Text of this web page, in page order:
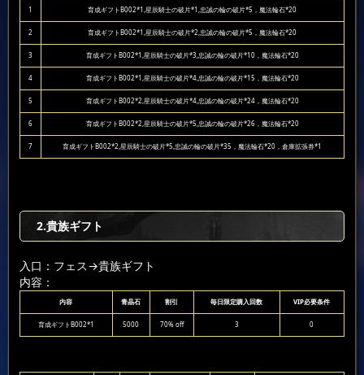
1 育成ギフトB002*1,星辰騎士の破片*1,忠誠の輪の破片*5，魔法輪石*20
2 育成ギフトB002*1,星辰騎士の破片*2,忠誠の輪の破片*5，魔法輪石*20
3 育成ギフトB002*1,星辰騎士の破片*3,忠誠の輪の破片*10，魔法輪石*20
4 育成ギフトB002*1,星辰騎士の破片*4,忠誠の輪の破片*15，魔法輪石*20
5 育成ギフトB002*2,星辰騎士の破片*4,忠誠の輪の破片*24，魔法輪石*20
6 育成ギフトB002*2,星辰騎士の破片*5,忠誠の輪の破片*26，魔法輪石*20
7 育成ギフトB002*2,星辰騎士の破片*5,忠誠の輪の破片*35，魔法輪石*20，倉庫拡張券*1
2.貴族ギフト
入口：フェス→貴族ギフト
内容：
内容 青晶石 割引 毎日限定購入回数 VIP必要条件
育成ギフトB002*1 5000 70% off 3 0